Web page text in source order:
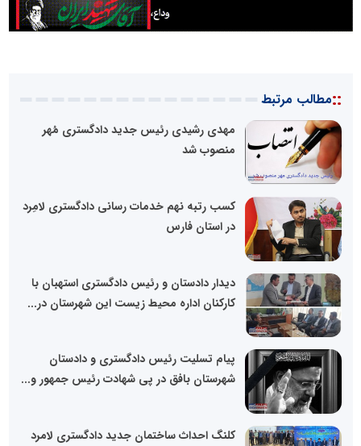
::مطالب مرتبط
مهدی رشیدی رئیس جدید دادگستری مُهر
منصوب شد
کسب رتبه نهم خدمات رسانی دادگستری لامِرد
در استان فارس
دیدار دادستان و رئیس دادگستری استهبان با
کارکنان اداره محیط زیست این شهرستان در...
پیام تسلیت رئیس دادگستری و دادستان
شهرستان بافق در پی شهادت رئیس جمهور و...
کلنگ احداث ساختمان جدید دادگستری لامرد